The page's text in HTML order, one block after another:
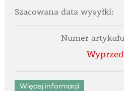
Szacowana data wysyłki:
Numer
Więcej informacji